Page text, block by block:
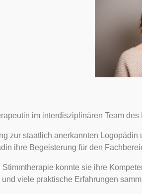
im interdisziplinären Team
zur staatlich anerkannten
ihre Begeisterung für den
Stimmtherapie konnte sie ihre
viele praktische Erfahrungen